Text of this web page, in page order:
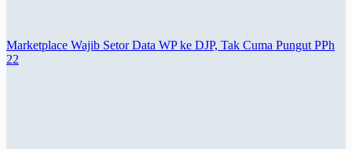
Marketplace Wajib Setor Data WP ke DJP, Tak Cuma Pungut PPh
22